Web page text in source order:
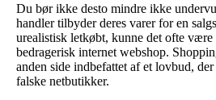
Du bør ikke desto mindre ikke
handler tilbyder deres varer for en
urealistisk letkøbt, kunne det ofte være
bedragerisk internet webshop.
anden side indbefattet af et lovbud,
falske netbutikker.